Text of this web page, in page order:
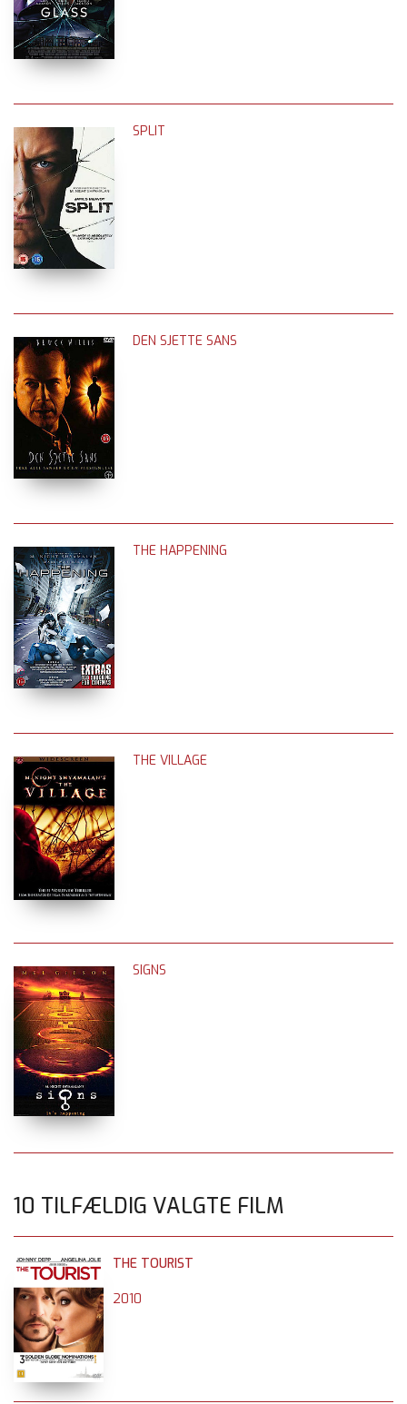
SPLIT
DEN SJETTE SANS
THE HAPPENING
THE VILLAGE
SIGNS
10 TILFÆLDIG VALGTE FILM
THE TOURIST
2010